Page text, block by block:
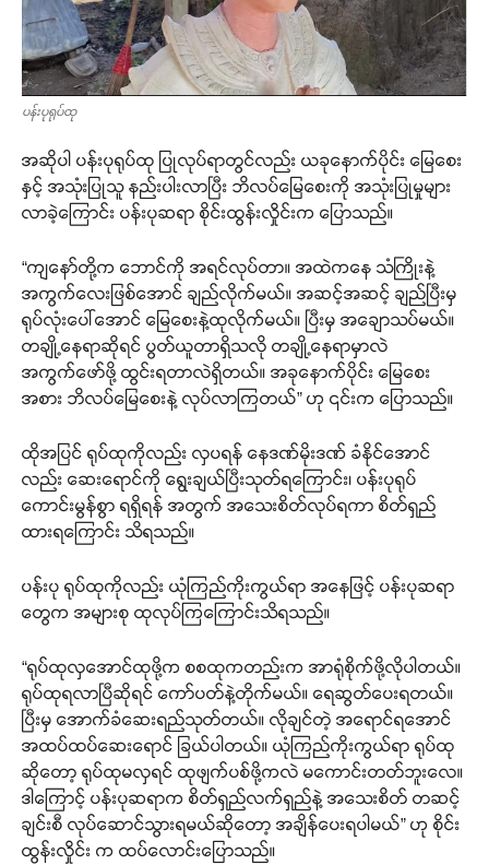
ပန်းပုရုပ်ထု
အဆိုပါ ပန်းပုရုပ်ထု ပြုလုပ်ရာတွင်လည်း ယခုနောက်ပိုင်း မြေစေး
နှင့် အသုံးပြုသူ နည်းပါးလာပြီး ဘိလပ်မြေစေးကို အသုံးပြုမှုများ
လာခဲ့ကြောင်း ပန်းပုဆရာ စိုင်းထွန်းလှိုင်းက ပြောသည်။
“ကျနော်တို့က ဘောင်ကို အရင်လုပ်တာ။ အထဲကနေ သံကြိုးနဲ့
အကွက်လေးဖြစ်အောင် ချည်လိုက်မယ်။ အဆင့်အဆင့် ချည်ပြီးမှ
ရုပ်လုံးပေါ်အောင် မြေစေးနဲ့ထုလိုက်မယ်။ ပြီးမှ အချောသပ်မယ်။
တချို့နေရာဆိုရင် ပွတ်ယူတာရှိသလို တချို့နေရာမှာလဲ
အကွက်ဖော်ဖို့ ထွင်းရတာလဲရှိတယ်။ အခုနောက်ပိုင်း မြေစေး
အစား ဘိလပ်မြေစေးနဲ့ လုပ်လာကြတယ်” ဟု ၎င်းက ပြောသည်။
ထိုအပြင် ရုပ်ထုကိုလည်း လှပရန် နေဒဏ်မိုးဒဏ် ခံနိုင်အောင်
လည်း ဆေးရောင်ကို ရွေးချယ်ပြီးသုတ်ရကြောင်း၊ ပန်းပုရုပ်
ကောင်းမွန်စွာ ရရှိရန် အတွက် အသေးစိတ်လုပ်ရကာ စိတ်ရှည်
ထားရကြောင်း သိရသည်။
ပန်းပု ရုပ်ထုကိုလည်း ယုံကြည်ကိုးကွယ်ရာ အနေဖြင့် ပန်းပုဆရာ
တွေက အများစု ထုလုပ်ကြကြောင်းသိရသည်။
“ရုပ်ထုလှအောင်ထုဖို့က စစထုကတည်းက အာရုံစိုက်ဖို့လိုပါတယ်။
ရုပ်ထုရလာပြီဆိုရင် ကော်ပတ်နဲ့တိုက်မယ်။ ရေဆွတ်ပေးရတယ်။
ပြီးမှ အောက်ခံဆေးရည်သုတ်တယ်။ လိုချင်တဲ့ အရောင်ရအောင်
အထပ်ထပ်ဆေးရောင် ခြယ်ပါတယ်။ ယုံကြည်ကိုးကွယ်ရာ ရုပ်ထု
ဆိုတော့ ရုပ်ထုမလှရင် ထုဖျက်ပစ်ဖို့ကလဲ မကောင်းတတ်ဘူးလေ။
ဒါကြောင့် ပန်းပုဆရာက စိတ်ရှည်လက်ရှည်နဲ့ အသေးစိတ် တဆင့်
ချင်းစီ လုပ်ဆောင်သွားရမယ်ဆိုတော့ အချိန်ပေးရပါမယ်” ဟု စိုင်း
ထွန်းလှိုင်း က ထပ်လောင်းပြောသည်။